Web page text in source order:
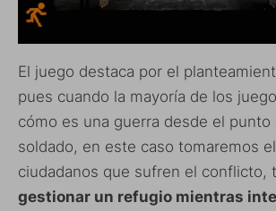
El juego destaca por el
pues cuando la mayoría de los
cómo es una guerra desde el punto
soldado, en este caso tomaremos
ciudadanos que sufren el conflicto,
gestionar un refugio mientras